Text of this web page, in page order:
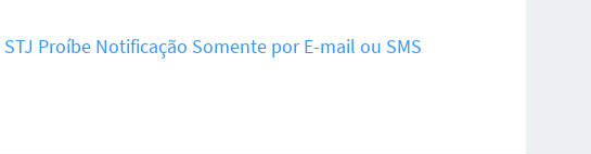
Proíbe Notificação Somente por E-mail ou SMS